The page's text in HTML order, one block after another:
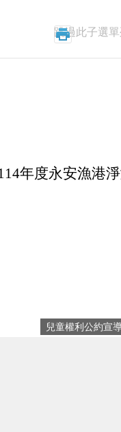
跳過此子選
年度永安漁港
兒童權利公約宣